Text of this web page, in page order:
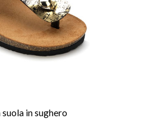
in sughero